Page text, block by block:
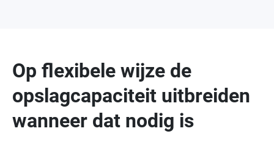
Op flexibele wijze de
opslagcapaciteit uitbreiden
wanneer dat nodig is